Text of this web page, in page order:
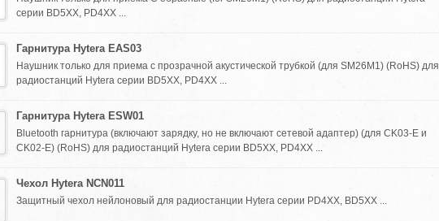
серии BD5XX, PD4XX ...
Гарнитура Hytera EAS03
Наушник только для приема с прозрачной акустической трубкой (для SM26M1) (RoHS) для
радиостанций Hytera серии BD5XX, PD4XX ...
Гарнитура Hytera ESW01
Bluetooth гарнитура (включают зарядку, но не включают сетевой адаптер) (для CK03-E и
CK02-E) (RoHS) для радиостанций Hytera серии BD5XX, PD4XX ...
Чехол Hytera NCN011
Защитный чехол нейлоновый для радиостанции Hytera серии PD4XX, BD5XX ...